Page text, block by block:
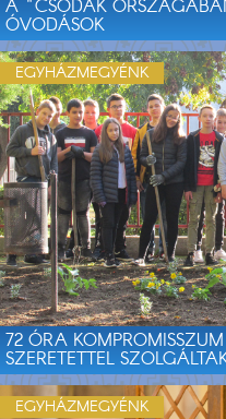
A "CSODÁK
ÓVODÁSOK
72 ÓRA
SZERETETTEL
EGYHÁZMEGYÉNK
EGYHÁZMEGYÉNK